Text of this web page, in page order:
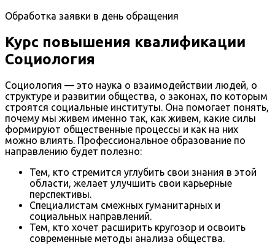
Обработка заявки в день обращения
Курс повышения квалификации
Социология
Социология — это наука о взаимодействии людей, о
структуре и развитии общества, о законах, по которым
строятся социальные институты. Она помогает понять,
почему мы живем именно так, как живем, какие силы
формируют общественные процессы и как на них
можно влиять. Профессиональное образование по
направлению будет полезно:
Тем, кто стремится углубить свои знания в этой
области, желает улучшить свои карьерные
перспективы.
Специалистам смежных гуманитарных и
социальных направлений.
Тем, кто хочет расширить кругозор и освоить
современные методы анализа общества.